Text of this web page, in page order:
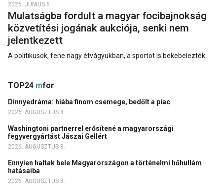
2026. JÚNIUS 6.
Mulatságba fordult a magyar focibajnokság
közvetítési jogának aukciója, senki nem
jelentkezett
A politikusok, fene nagy étvágyukban, a sportot is bekebelezték.
TOP24 mfor
Dinnyedráma: hiába finom csemege, bedőlt a piac
2026. AUGUSZTUS 8.
Washingtoni partnerrel erősítené a magyarországi
fegyvergyártást Jászai Gellért
2026. AUGUSZTUS 8.
Ennyien haltak bele Magyarországon a történelmi hőhullám
hatásaiba
2026. AUGUSZTUS 8.